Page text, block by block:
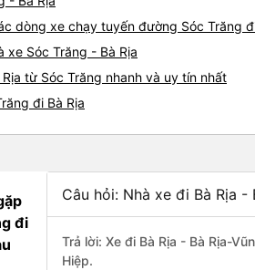
dòng xe chạy tuyến đường Sóc Trăng
xe Sóc Trăng - Bà Rịa
từ Sóc Trăng nhanh và uy tín nhất
đi Bà Rịa
đi
Câu hỏi: Nhà xe đi Bà Rịa
Trả lời: Xe đi Bà Rịa - Bà Rịa-
Hiệp.